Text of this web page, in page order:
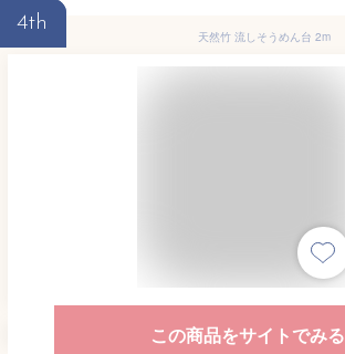
4th
天然竹 流しそうめん台 2m
この商品をサイトでみる